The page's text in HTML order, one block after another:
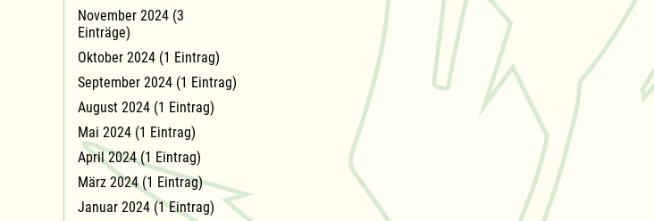
November 2024 (3
Einträge)
Oktober 2024 (1 Eintrag)
September 2024 (1 Eintrag)
August 2024 (1 Eintrag)
Mai 2024 (1 Eintrag)
April 2024 (1 Eintrag)
März 2024 (1 Eintrag)
Januar 2024 (1 Eintrag)